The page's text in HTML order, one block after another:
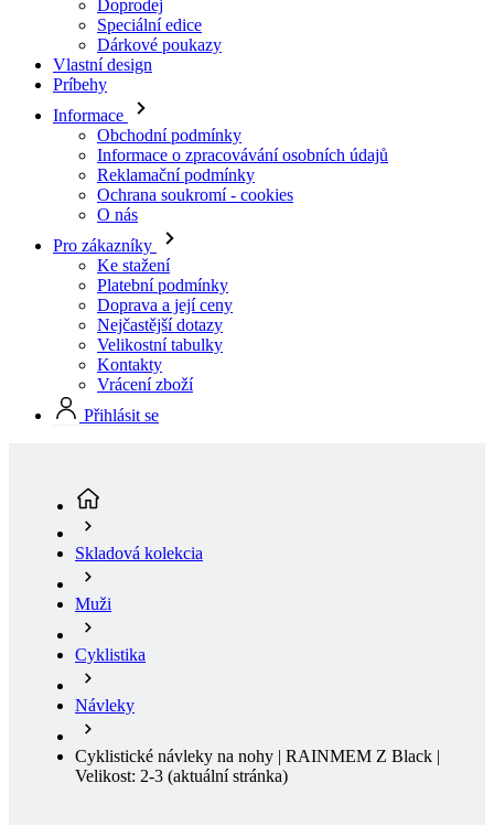
Informace
Obchodní podmínky
Informace o zpracovávání osobních údajů
Reklamační podmínky
Ochrana soukromí - cookies
O nás
Pro zákazníky
Ke stažení
Platební podmínky
Doprava a její ceny
Nejčastější dotazy
Velikostní tabulky
Kontakty
Vrácení zboží
Přihlásit se
Muži
Cyklistika
Návleky
Cyklistické návleky na nohy | RAINMEM Z Black |
Velikost: 2-3
Jaro/Podzim
Větruodolný
Voděodolný